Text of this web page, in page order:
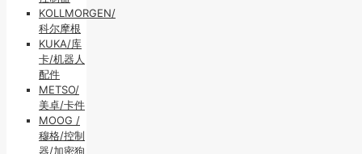
KOLLMORGEN/
科尔摩根
KUKA/库
卡/机器人
配件
METSO/
美卓/卡件
MOOG /
穆格/控制
器/加密狗